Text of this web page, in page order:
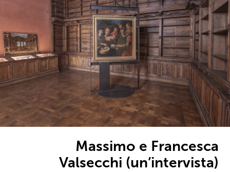
Massimo e Francesca
Valsecchi (un’intervista)